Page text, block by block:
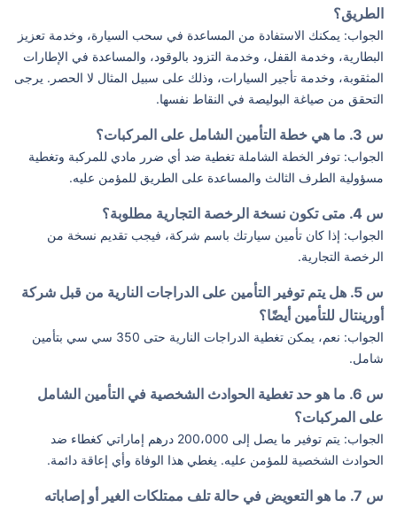
الطريق؟
الجواب: يمكنك الاستفادة من المساعدة في سحب السيارة، وخدمة تعزيز
البطارية، وخدمة القفل، وخدمة التزود بالوقود، والمساعدة في الإطارات
المثقوبة، وخدمة تأجير السيارات، وذلك على سبيل المثال لا الحصر. يرجى
التحقق من صياغة البوليصة في النقاط نفسها.
س 3. ما هي خطة التأمين الشامل على المركبات؟
الجواب: توفر الخطة الشاملة تغطية ضد أي ضرر مادي للمركبة وتغطية
مسؤولية الطرف الثالث والمساعدة على الطريق للمؤمن عليه.
س 4. متى تكون نسخة الرخصة التجارية مطلوبة؟
الجواب: إذا كان تأمين سيارتك باسم شركة، فيجب تقديم نسخة من
الرخصة التجارية.
س 5. هل يتم توفير التأمين على الدراجات النارية من قبل شركة
أورينتال للتأمين أيضًا؟
الجواب: نعم، يمكن تغطية الدراجات النارية حتى 350 سي سي بتأمين
شامل.
س 6. ما هو حد تغطية الحوادث الشخصية في التأمين الشامل
على المركبات؟
الجواب: يتم توفير ما يصل إلى 200،000 درهم إماراتي كغطاء ضد
الحوادث الشخصية للمؤمن عليه. يغطي هذا الوفاة وأي إعاقة دائمة.
س 7. ما هو التعويض في حالة تلف ممتلكات الغير أو إصاباته